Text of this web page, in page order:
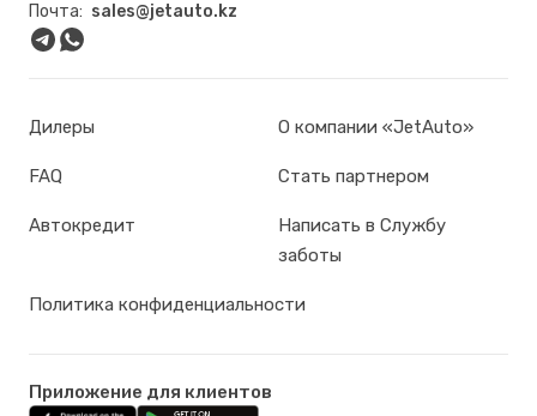
Почта: sales@jetauto.kz
Дилеры О компании «JetAuto»
FAQ Стать партнером
Автокредит
Написать в Службу
заботы
Политика конфиденциальности
Приложение для клиентов